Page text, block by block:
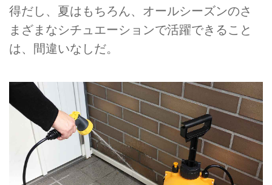
得だし、夏はもちろん、オールシーズンのさ
まざまなシチュエーションで活躍できること
は、間違いなしだ。